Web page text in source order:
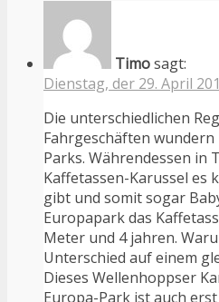
Timosagt:
Dienstag, der 29. April
Die unterschiedlichen
Fahrgeschäften wundern
Parks. Währendessen in
Kaffetassen-Karussel es
gibt und somit sogar
Europapark das
Meter und 4 jahren.
Unterschied auf einem
Dieses Wellenhoppser
Europa-Park ist auch